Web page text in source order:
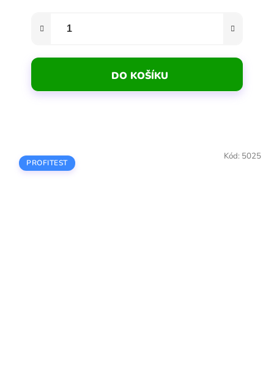
DO KOŠÍKU
PROFITEST
Kód: 5025